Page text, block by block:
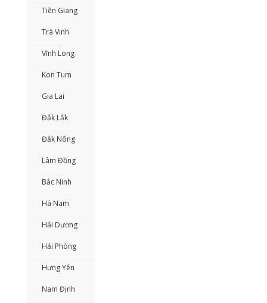
Tiền Giang
Trà Vinh
Vĩnh Long
Kon Tum
Gia Lai
Đắk Lắk
Đắk Nông
Lâm Đồng
Bắc Ninh
Hà Nam
Hải Dương
Hải Phòng
Hưng Yên
Nam Định